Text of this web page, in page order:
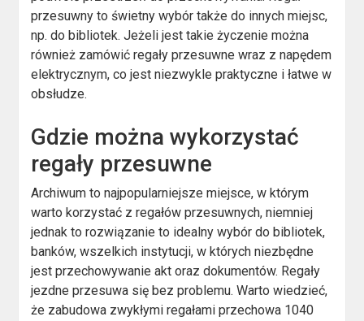
przesuwny to świetny wybór także do innych miejsc,
np. do bibliotek. Jeżeli jest takie życzenie można
również zamówić regały przesuwne wraz z napędem
elektrycznym, co jest niezwykle praktyczne i łatwe w
obsłudze.
Gdzie można wykorzystać
regały przesuwne
Archiwum to najpopularniejsze miejsce, w którym
warto korzystać z regałów przesuwnych, niemniej
jednak to rozwiązanie to idealny wybór do bibliotek,
banków, wszelkich instytucji, w których niezbędne
jest przechowywanie akt oraz dokumentów. Regały
jezdne przesuwa się bez problemu. Warto wiedzieć,
że zabudowa zwykłymi regałami przechowa 1040